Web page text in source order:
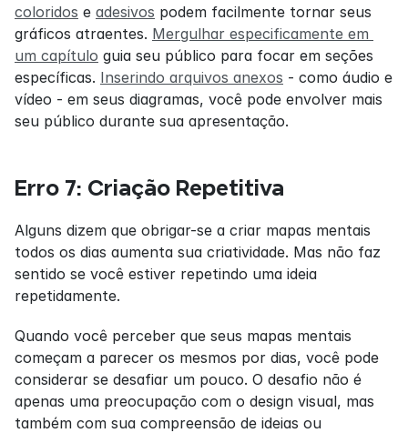
coloridos e adesivos podem facilmente tornar seus
gráficos atraentes. Mergulhar especificamente em
um capítulo guia seu público para focar em seções
específicas. Inserindo arquivos anexos - como áudio e
vídeo - em seus diagramas, você pode envolver mais
seu público durante sua apresentação.
Erro 7: Criação Repetitiva
Alguns dizem que obrigar-se a criar mapas mentais
todos os dias aumenta sua criatividade. Mas não faz
sentido se você estiver repetindo uma ideia
repetidamente.
Quando você perceber que seus mapas mentais
começam a parecer os mesmos por dias, você pode
considerar se desafiar um pouco. O desafio não é
apenas uma preocupação com o design visual, mas
também com sua compreensão de ideias ou